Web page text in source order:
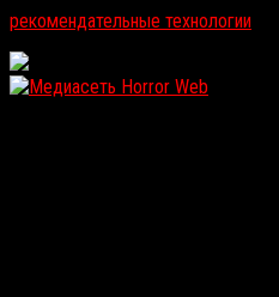
рекомендательные технологии